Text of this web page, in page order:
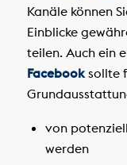
Kanäle können
Einblicke
teilen. Auch ein
Facebooksollte
von
werden